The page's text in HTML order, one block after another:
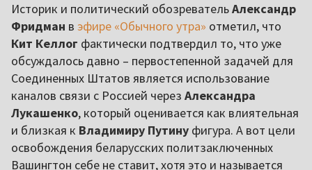
Историк и политический обозревательАлександр
Фридман в эфире «Обычного утра» отметил, что
Кит Келлог фактически подтвердил то, что уже
обсуждалось давно – первостепенной задачей для
Соединенных Штатов является использование
каналов связи с Россией через Александра
Лукашенко, который оценивается как влиятельная
и близкая к Владимиру Путину фигура. А вот цели
освобождения беларусских политзаключенных
Вашингтон себе не ставит, хотя это и называется